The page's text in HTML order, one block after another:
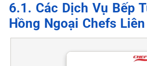
6.1. Các Dịch Vụ Bếp
Hồng Ngoại Chefs